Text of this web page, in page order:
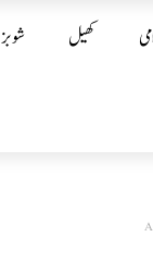
شوبز کھیل